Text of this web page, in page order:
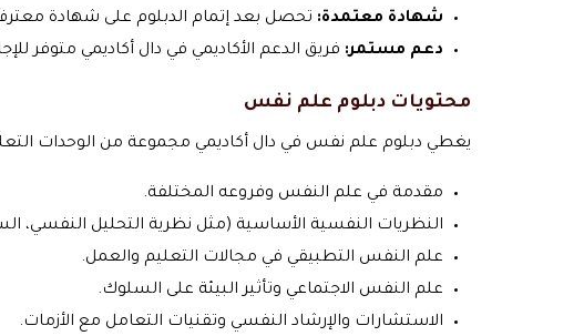
شهادة معتمدة: تحصل بعد إتمام الدبلوم على شهادة
دعم مستمر: فريق الدعم الأكاديمي في دال أكاديمي متوفر
محتويات دبلوم علم نفس
يغطي دبلوم علم نفس في دال أكاديمي مجموعة من الوحدات
مقدمة في علم النفس وفروعه المختلفة.
النظريات النفسية الأساسية (مثل نظرية التحليل النفسي،
علم النفس التطبيقي في مجالات التعليم والعمل.
علم النفس الاجتماعي وتأثير البيئة على السلوك.
الاستشارات والإرشاد النفسي وتقنيات التعامل مع الأزمات.